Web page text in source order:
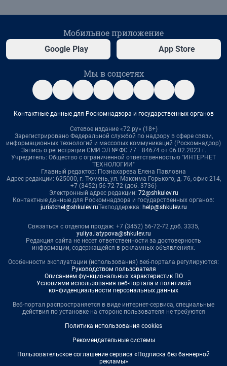
Мобильное приложение
Google Play App Store
Мы в соцсетях
Контактные данные для Роскомнадзора и государственных органов
Сетевое издание «72.ру» (18+)
Зарегистрировано Федеральной службой по надзору в сфере связи,
информационных технологий и массовых коммуникаций (Роскомнадзор)
Запись о регистрации СМИ ЭЛ № ФС 77– 84674 от 06.02.2023 г.
Учредитель: Общество с ограниченной ответственностью "ИНТЕРНЕТ
ТЕХНОЛОГИИ"
Главный редактор: Познахарева Елена Павловна
Адрес редакции: 625000, г. Тюмень, ул. Максима Горького, д. 76, офис 214,
+7 (3452) 56-72-72 (доб. 3736)
Электронный адрес редакции: 72@shkulev.ru
Контактные данные для Роскомнадзора и государственных органов:
juristchel@shkulev.ruТехподдержка: help@shkulev.ru
Связаться с отделом продаж: +7 (3452) 56-72-72 доб. 3335,
yuliya.latypova@shkulev.ru
Редакция сайта не несет ответственности за достоверность
информации, содержащейся в рекламных объявлениях.
Особенности эксплуатации (использования) веб-портала регулируются:
Руководством пользователя
Описанием функциональных характеристик ПО
Условиями использования веб-портала и политикой
конфиденциальности персональных данных
Веб-портал распространяется в виде интернет-сервиса, специальные
действия по установке на стороне пользователя не требуются
Политика использования cookies
Рекомендательные системы
Пользовательское соглашение сервиса «Подписка без баннерной
рекламы»